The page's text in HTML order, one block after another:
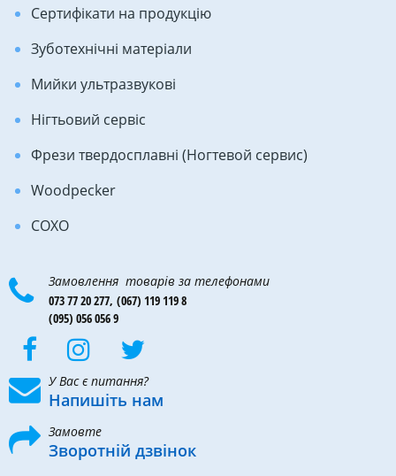
Сертифікати на продукцію
Зуботехнічні матеріали
Мийки ультразвукові
Нігтьовий сервіс
Фрези твердосплавні (Ногтевой сервис)
Woodpecker
COXO
Замовлення товарів за телефонами
073 77 20 277, (067) 119 119 8
(095) 056 056 9
У Вас є питання?
Напишіть нам
Замовте
Зворотній дзвінок